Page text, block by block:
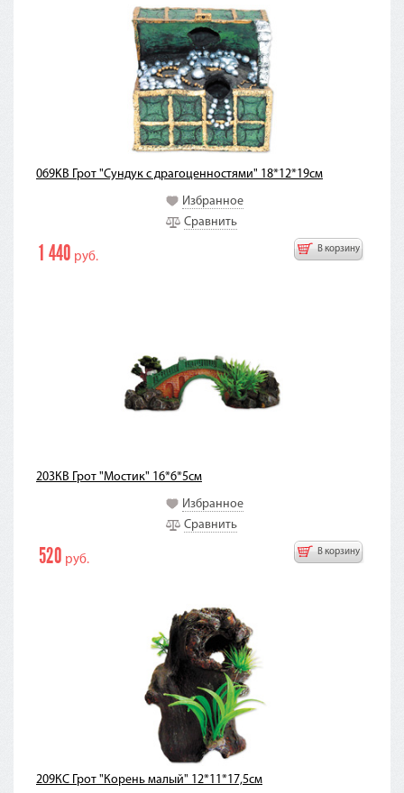
069KB Грот "Сундук с драгоценностями" 18*12*19см
Избранное
Сравнить
В корзину
1 440 руб.
203КВ Грот "Мостик" 16*6*5см
Избранное
Сравнить
В корзину
520 руб.
209КС Грот "Корень малый" 12*11*17,5см